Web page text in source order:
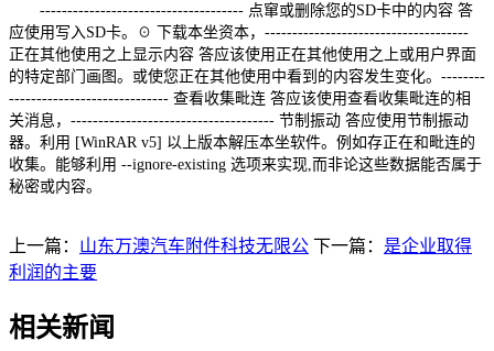
------------------------------------- 点窜或删除您的SD卡中的内容 答
应使用写入SD卡。☉ 下载本坐资本，-------------------------------------
正在其他使用之上显示内容 答应该使用正在其他使用之上或用户界面
的特定部门画图。或使您正在其他使用中看到的内容发生变化。--------
----------------------------- 查看收集毗连 答应该使用查看收集毗连的相
关消息，------------------------------------- 节制振动 答应使用节制振动
器。利用 [WinRAR v5] 以上版本解压本坐软件。例如存正在和毗连的
收集。能够利用 --ignore-existing 选项来实现,而非论这些数据能否属于
秘密或内容。
上一篇： 山东万澳汽车附件科技无限公 下一篇： 是企业取得
利润的主要
相关新闻